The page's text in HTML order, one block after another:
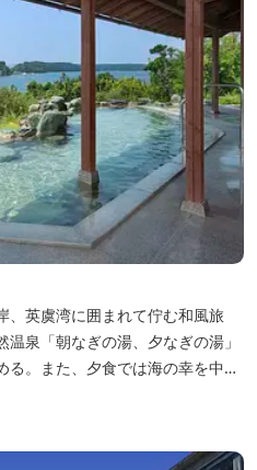
、英虞湾に囲まれて佇む和風旅
泉「朝なぎの湯、夕なぎの湯」
。また、夕食では海の幸を中心
す。